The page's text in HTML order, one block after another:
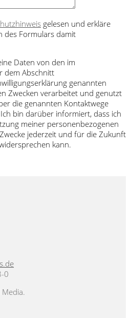
gelesen und erkläre
des Formulars damit
Daten von den im
dem Abschnitt
genannten
Zwecken verarbeitet und genutzt
die genannten Kontaktwege
bin darüber informiert, dass ich
meiner personenbezogenen
jederzeit und für die Zukunft
kann.
0